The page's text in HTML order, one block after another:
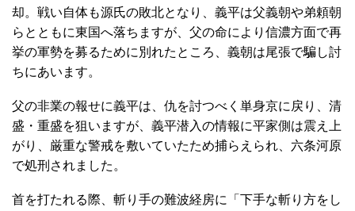
却。戦い自体も源氏の敗北となり、義平は父義朝や弟頼朝
らとともに東国へ落ちますが、父の命により信濃方面で再
挙の軍勢を募るために別れたところ、義朝は尾張で騙し討
ちにあいます。
父の非業の報せに義平は、仇を討つべく単身京に戻り、清
盛・重盛を狙いますが、義平潜入の情報に平家側は震え上
がり、厳重な警戒を敷いていたため捕らえられ、六条河原
で処刑されました。
首を打たれる際、斬り手の難波経房に「下手な斬り方をし